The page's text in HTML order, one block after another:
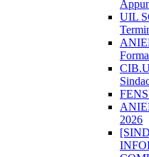
UIL
2026